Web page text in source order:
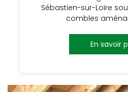
Sébastien-sur-Loire
combles
En savoir